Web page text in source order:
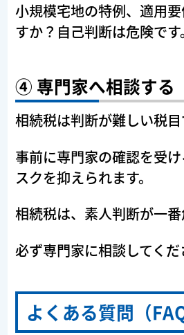
小規模宅地の特例、適用
すか？自己判断は危険です。
④ 専門家へ相談する
相続税は判断が難しい税目
事前に専門家の確認を受
スクを抑えられます。
相続税は、素人判断が一番
必ず専門家に相談してくだ
よくある質問（FAQ